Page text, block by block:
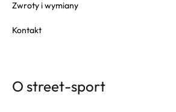
Zwroty i wymiany
Kontakt
O street-sport